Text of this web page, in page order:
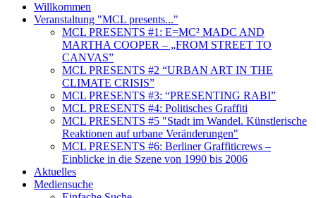
Willkommen
Veranstaltung "MCL presents..."
MCL PRESENTS #1: E=MC² MADC AND
MARTHA COOPER – „FROM STREET TO
CANVAS”
MCL PRESENTS #2 “URBAN ART IN THE
CLIMATE CRISIS”
MCL PRESENTS #3: “PRESENTING RABI”
MCL PRESENTS #4: Politisches Graffiti
MCL PRESENTS #5 "Stadt im Wandel. Künstlerische
Reaktionen auf urbane Veränderungen"
MCL PRESENTS #6: Berliner Graffiticrews –
Einblicke in die Szene von 1990 bis 2006
Aktuelles
Mediensuche